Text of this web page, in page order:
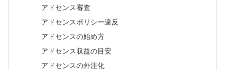
アドセンス審査
アドセンスポリシー違反
アドセンスの始め方
アドセンス収益の目安
アドセンスの外注化